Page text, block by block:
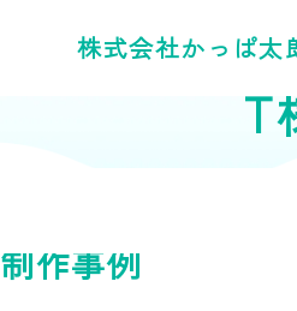
株式会社かっぱ太
T
制作事例